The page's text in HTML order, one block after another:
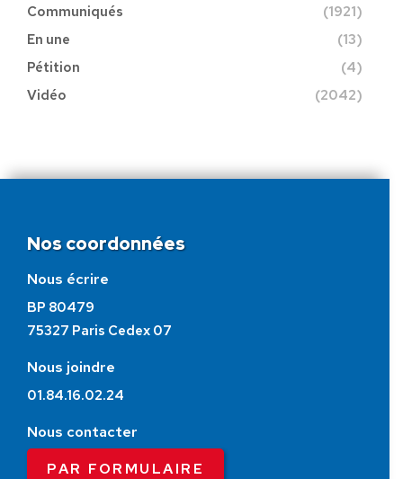
Communiqués
(1921)
En une
(13)
Pétition
(4)
Vidéo
(2042)
Nos coordonnées
Nous écrire
BP 80479
75327 Paris Cedex 07
Nous joindre
01.84.16.02.24
Nous contacter
PAR FORMULAIRE